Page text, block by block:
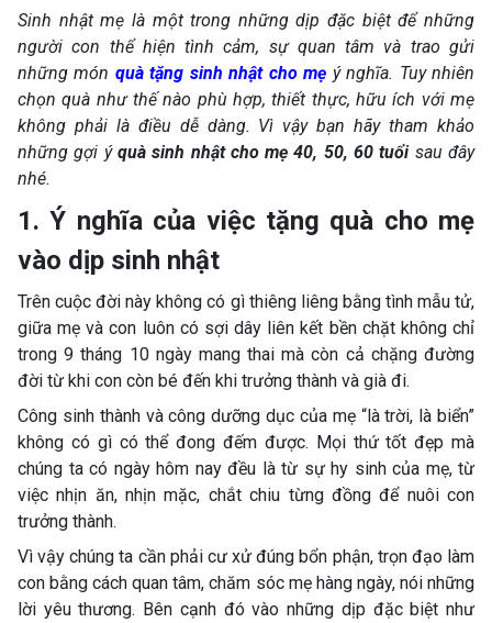
Sinh nhật mẹ là một trong những dịp đặc biệt để những
người con thể hiện tình cảm, sự quan tâm và trao gửi
những món quà tặng sinh nhật cho mẹ ý nghĩa. Tuy nhiên
chọn quà như thế nào phù hợp, thiết thực, hữu ích với mẹ
không phải là điều dễ dàng. Vì vậy bạn hãy tham khảo
những gợi ý quà sinh nhật cho mẹ 40, 50, 60 tuổi sau đây
nhé.
1. Ý nghĩa của việc tặng quà cho mẹ
vào dịp sinh nhật
Trên cuộc đời này không có gì thiêng liêng bằng tình mẫu tử,
giữa mẹ và con luôn có sợi dây liên kết bền chặt không chỉ
trong 9 tháng 10 ngày mang thai mà còn cả chặng đường
đời từ khi con còn bé đến khi trưởng thành và già đi.
Công sinh thành và công dưỡng dục của mẹ “là trời, là biển”
không có gì có thể đong đếm được. Mọi thứ tốt đẹp mà
chúng ta có ngày hôm nay đều là từ sự hy sinh của mẹ, từ
việc nhịn ăn, nhịn mặc, chắt chiu từng đồng để nuôi con
trưởng thành.
Vì vậy chúng ta cần phải cư xử đúng bổn phận, trọn đạo làm
con bằng cách quan tâm, chăm sóc mẹ hàng ngày, nói những
lời yêu thương. Bên cạnh đó vào những dịp đặc biệt như